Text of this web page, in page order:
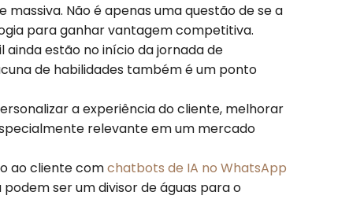
Não é apenas uma questão de se a
para ganhar vantagem competitiva.
estão no início da jornada de
de habilidades também é um ponto
a experiência do cliente, melhorar
relevante em um mercado
ao cliente comchatbots de IA no WhatsApp
ser um divisor de águas para o